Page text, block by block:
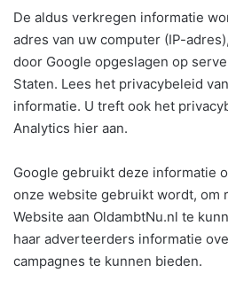
De aldus verkregen informatie
adres van uw computer (IP-
door Google opgeslagen op
Staten. Lees het privacybeleid
informatie. U treft ook het
Analytics hier aan.
Google gebruikt deze informatie
onze website gebruikt wordt, om
Website aan OldambtNu.nl te
haar adverteerders informatie
campagnes te kunnen bieden.